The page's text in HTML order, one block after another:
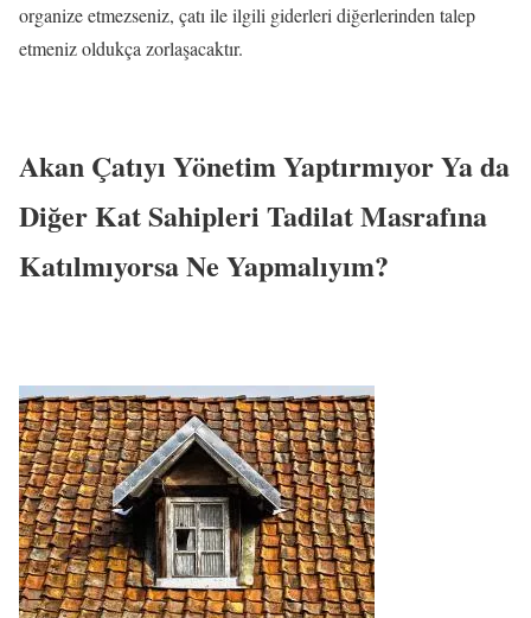
organize etmezseniz, çatı ile ilgili giderleri diğerlerinden talep
etmeniz oldukça zorlaşacaktır.
Akan Çatıyı Yönetim Yaptırmıyor Ya da
Diğer Kat Sahipleri Tadilat Masrafına
Katılmıyorsa Ne Yapmalıyım?